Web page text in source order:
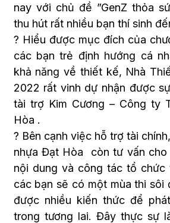
nay với chủ đề ”GenZ thỏa
thu hút rất nhiều bạn thí sinh
? Hiểu được mục đích của
các bạn trẻ định hướng cá
khả năng về thiết kế, Nhà
2022 rất vinh dự nhận được
tài trợ Kim Cương – Công ty
Hòa .
? Bên cạnh việc hỗ trợ tài
nhựa Đạt Hòa còn tư vấn cho
nội dung và công tác tổ chức
các bạn sẽ có một mùa thi sôi
được nhiều kiến thức để
trong tương lai. Đây thực sự